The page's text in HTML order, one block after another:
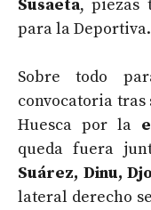
Susaeta, piezas
para la Deportiva.
Sobre todo
convocatoria tras
Huesca por la
queda fuera
Suárez, Dinu,
lateral derecho